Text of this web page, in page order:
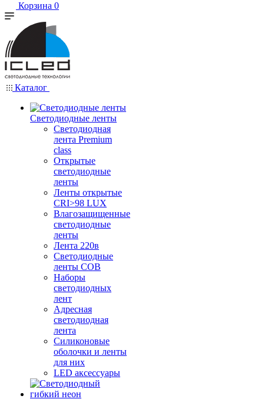
Корзина 0
Каталог
Светодиодные ленты
Светодиодная
лента Premium
class
Открытые
светодиодные
ленты
Ленты открытые
CRI>98 LUX
Влагозащищенные
светодиодные
ленты
Лента 220в
Светодиодные
ленты COB
Наборы
светодиодных
лент
Адресная
светодиодная
лента
Силиконовые
оболочки и ленты
для них
LED аксессуары